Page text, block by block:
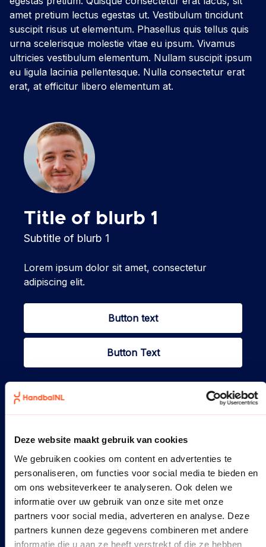
Deze website maakt gebruik van cookies
We gebruiken cookies om content en advertenties te
personaliseren, om functies voor social media te bieden en
om ons websiteverkeer te analyseren. Ook delen we
informatie over uw gebruik van onze site met onze
partners voor social media, adverteren en analyse. Deze
partners kunnen deze gegevens combineren met andere
informatie die u aan ze heeft verstrekt of die ze hebben
amet pretium lectus egestas ut. Vestibulum tincidunt
suscipit risus ut elementum. Phasellus quis tellus quis
urna scelerisque molestie vitae eu ipsum. Vivamus
ultricies vestibulum elementum. Nullam suscipit ipsum
eu ligula lacinia pellentesque. Nulla consectetur erat
erat, at efficitur libero elementum at.
Title of blurb 1
Subtitle of blurb 1
Lorem ipsum dolor sit amet, consectetur
adipiscing elit.
Button text
Button Text
Title of blurb 2
SUBTITLE OF BLURB 1